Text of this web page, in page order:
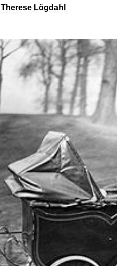
Therese Lögdahl